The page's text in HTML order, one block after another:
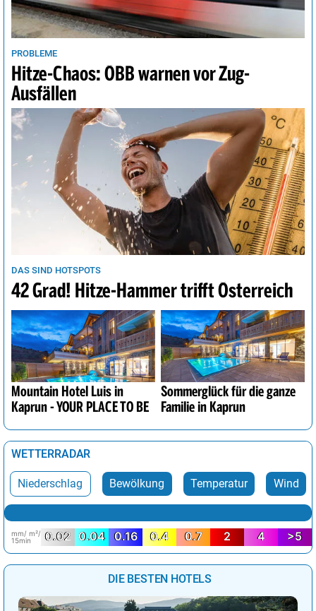
Wellington 13° leichter Regen
Wien
PROBLEME
Hitze-Chaos: ÖBB warnen vor Zug-
Ausfällen
DAS SIND HOTSPOTS
42 Grad! Hitze-Hammer trifft Österreich
Mountain Hotel Luis in
Kaprun - YOUR PLACE TO BE
Sommerglück für die ganze
Familie in Kaprun
WETTERRADAR
Niederschlag Bewölkung Temperatur Wind
mm/ m²/
15min
0.02 0.04 0.16 0.4 0.7 2 4 >5
DIE BESTEN HOTELS